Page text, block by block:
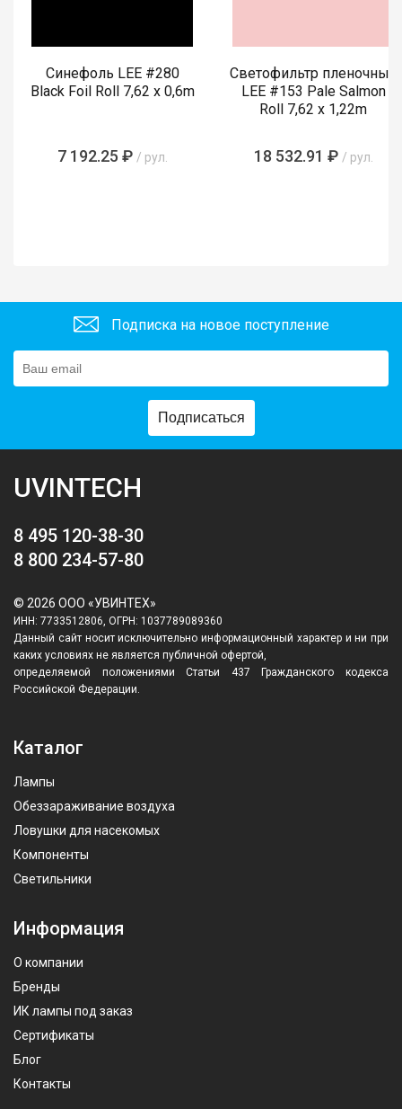
Синефоль LEE #280
Black Foil Roll 7,62 x 0,6m
7 192.25 ₽ / рул.
Светофильтр пленочный
LEE #153 Pale Salmon
Roll 7,62 x 1,22m
18 532.91 ₽ / рул.
Подписка на новое поступление
Подписаться
UVINTECH
8 495 120-38-30
8 800 234-57-80
© 2026 ООО «УВИНТЕХ»
ИНН: 7733512806, ОГРН: 1037789089360
Данный сайт носит исключительно информационный характер и ни при
каких условиях не является публичной офертой,
определяемой положениями Статьи 437 Гражданского кодекса
Российской Федерации.
Каталог
Лампы
Обеззараживание воздуха
Ловушки для насекомых
Компоненты
Светильники
Информация
О компании
Бренды
ИК лампы под заказ
Сертификаты
Блог
Контакты